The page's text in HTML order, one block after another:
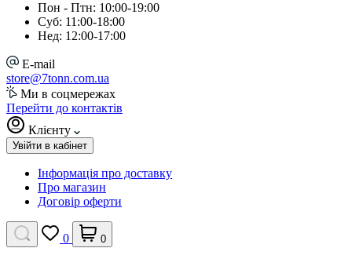
Пон - Птн: 10:00-19:00
Суб: 11:00-18:00
Нед: 12:00-17:00
E-mail
store@7tonn.com.ua
Ми в соцмережах
Перейти до контактів
Клієнту
Увійти в кабінет
Інформація про доставку
Про магазин
Договір оферти
0 0